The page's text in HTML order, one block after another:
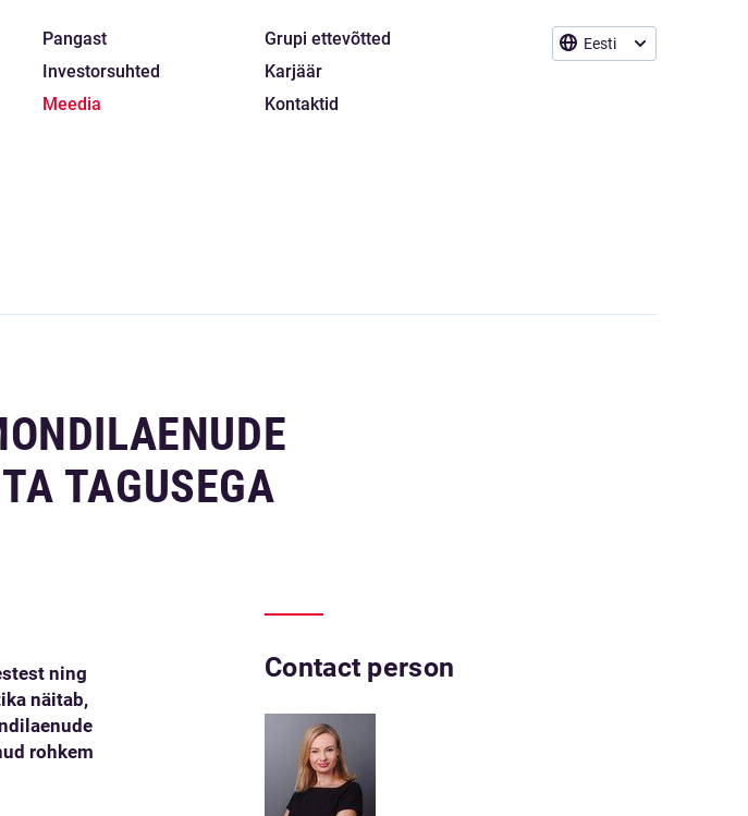
Eesti
Pangast
Investorsuhted
Meedia
Grupi ettevõtted
Karjäär
Kontaktid
TAGUSEGA
ning
näitab,
rohkem
Contact person